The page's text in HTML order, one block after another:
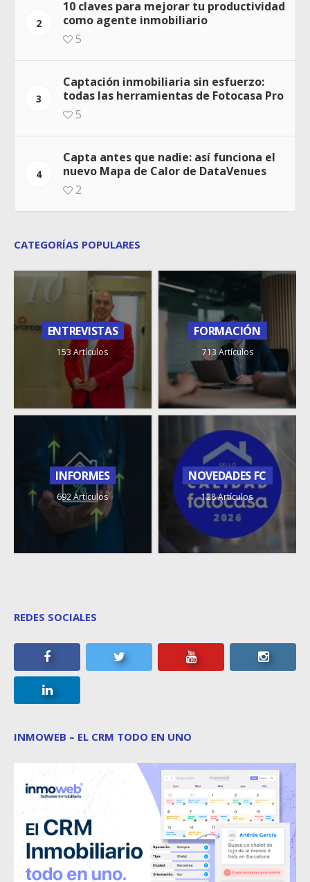
2
10 claves para mejorar tu productividad
como agente inmobiliario
5
3
Captación inmobiliaria sin esfuerzo:
todas las herramientas de Fotocasa Pro
5
4
Capta antes que nadie: así funciona el
nuevo Mapa de Calor de DataVenues
2
CATEGORÍAS POPULARES
ENTREVISTAS
153 Artículos
FORMACIÓN
713 Artículos
INFORMES
692 Artículos
NOVEDADES FC
128 Artículos
REDES SOCIALES
INMOWEB – EL CRM TODO EN UNO